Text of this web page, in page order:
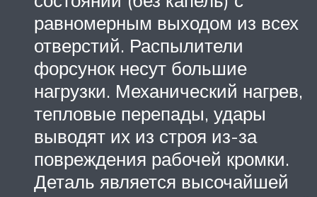
равномерным выходом из всех
отверстий. Распылители
форсунок несут большие
нагрузки. Механический нагрев,
тепловые перепады, удары
выводят их из строя из-за
повреждения рабочей кромки.
Деталь является высочайшей